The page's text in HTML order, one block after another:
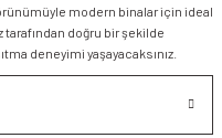
modern binalar için ideal
tarafından doğru bir şekilde
deneyimi yaşayacaksınız.